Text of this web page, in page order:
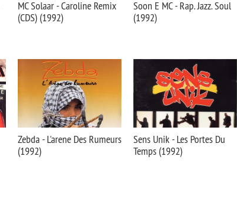
MC Solaar - Caroline Remix
(CDS) (1992)
Soon E MC - Rap. Jazz. Soul
(1992)
Zebda - L'arene Des Rumeurs
(1992)
Sens Unik - Les Portes Du
Temps (1992)